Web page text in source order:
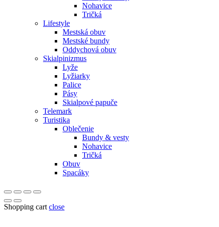
Nohavice
Tričká
Lifestyle
Mestská obuv
Mestské bundy
Oddychová obuv
Skialpinizmus
Lyže
Lyžiarky
Palice
Pásy
Skialpové papuče
Telemark
Turistika
Oblečenie
Bundy & vesty
Nohavice
Tričká
Obuv
Spacáky
Shopping cart close